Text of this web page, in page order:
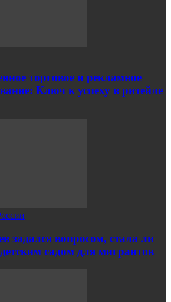
торговое и рекламное
Ключ к успеху в ритейле
задался вопросом, стала ли
садом для мигрантов